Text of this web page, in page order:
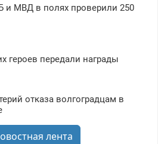
и МВД в полях проверили 250
героев передали награды
отказа волгоградцам в
лента